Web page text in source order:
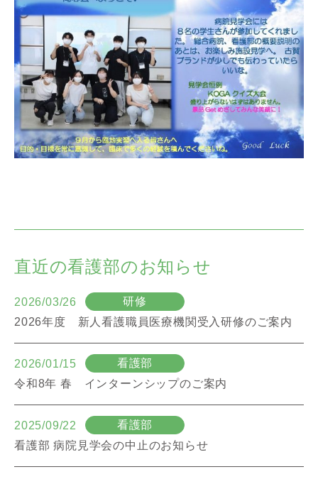
直近の看護部のお知らせ
2026/03/26
研修
2026年度 新人看護職員医療機関受入研修のご案内
2026/01/15
看護部
令和8年 春 インターンシップのご案内
2025/09/22
看護部
看護部 病院見学会の中止のお知らせ